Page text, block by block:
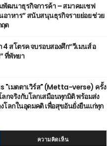
พัฒนาธุรกิจการค้า – สมาคมเชฟ
อาหาร” สนับสนุนธุรกิจรายย่อย ช่วย
ต
สโตรค จบรอบสองศึก“วีเมนส์ อ
ที่พัทยา
"เมตตาเวิร์ส" (Metta-verse) ครั้ง
กจริงกับโลกเสมือนทุกมิติ พร้อมส่ง
โลกในอุดมคติ เพื่อสุขอันยั่งยืนแก่ทุก
ความคิดเห็น